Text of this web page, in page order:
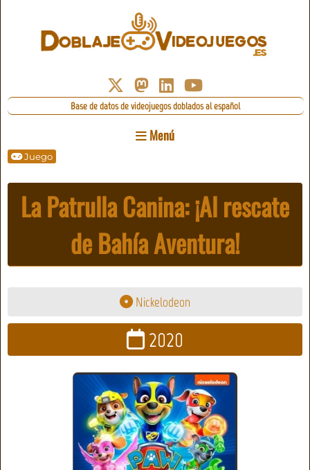
Base de datos de videojuegos doblados al español
Menú
Juego
La Patrulla Canina: ¡Al rescate
de Bahía Aventura!
Nickelodeon
2020